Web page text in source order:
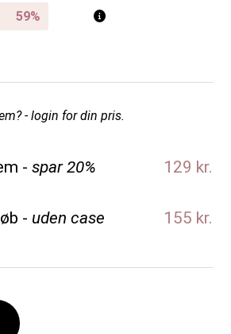
- login for din pris.
- spar 20% 129 kr.
- uden case 155 kr.